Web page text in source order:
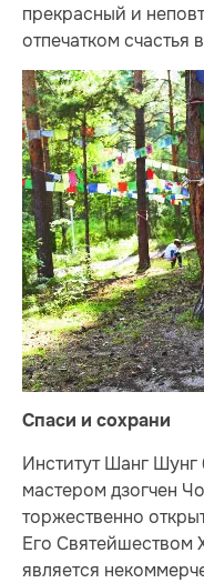
прекрасный и
отпечатком счастья
Спаси и сохрани
Институт Шанг Шунг
мастером дзогчен
торжественно
Его Святейшеством
является